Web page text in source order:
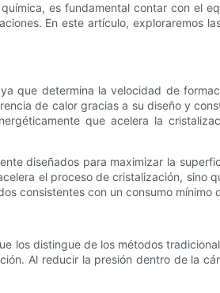
es fundamental contar con el
En este artículo, exploraremos
que determina la velocidad de
de calor gracias a su diseño y
que acelera la
diseñados para maximizar la
el proceso de cristalización, sino
consistentes con un consumo mínimo
los distingue de los métodos
Al reducir la presión dentro de la